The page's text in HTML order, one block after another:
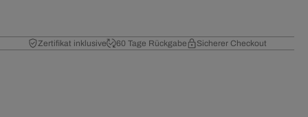
Zertifikat inklusive 60 Tage Rückgabe Sicherer Checkout